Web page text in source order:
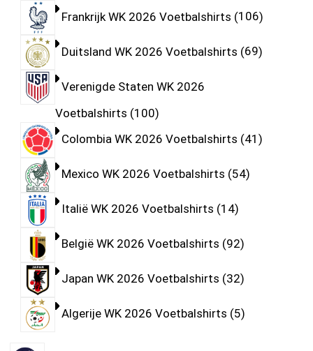
Frankrijk WK 2026 Voetbalshirts 106
Duitsland WK 2026 Voetbalshirts 69
Verenigde Staten WK 2026
Voetbalshirts 100
Colombia WK 2026 Voetbalshirts 41
Mexico WK 2026 Voetbalshirts 54
Italië WK 2026 Voetbalshirts 14
België WK 2026 Voetbalshirts 92
Japan WK 2026 Voetbalshirts 32
Algerije WK 2026 Voetbalshirts 5